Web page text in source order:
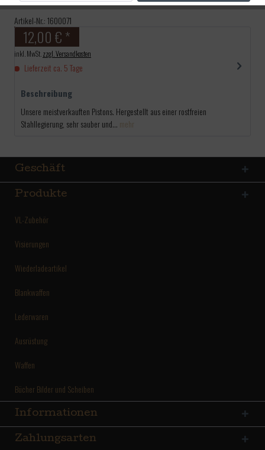
Artikel-Nr.:1600071
12,00 € *
inkl. MwSt. zzgl. Versandkosten
Lieferzeit ca. 5 Tage
Beschreibung
Unsere meistverkauften Pistons. Hergestellt aus einer rostfreien
Stahllegierung, sehr sauber und... mehr
Geschäft
Produkte
VL-Zubehör
Visierungen
Wiederladeartikel
Blankwaffen
Lederwaren
Ausrüstung
Waffen
Bücher Bilder und Scheiben
Informationen
Zahlungsarten